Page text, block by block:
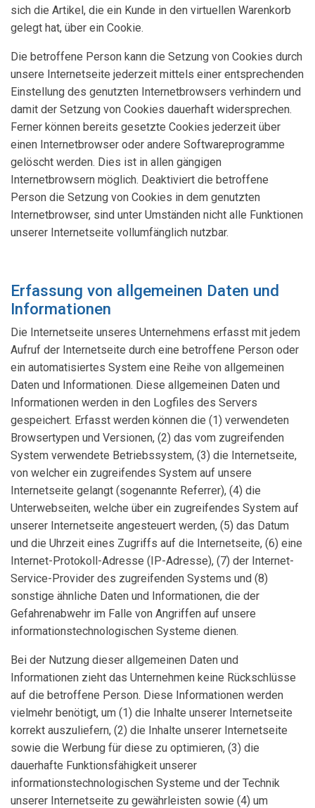
sich die Artikel, die ein Kunde in den virtuellen Warenkorb
gelegt hat, über ein Cookie.
Die betroffene Person kann die Setzung von Cookies durch
unsere Internetseite jederzeit mittels einer entsprechenden
Einstellung des genutzten Internetbrowsers verhindern und
damit der Setzung von Cookies dauerhaft widersprechen.
Ferner können bereits gesetzte Cookies jederzeit über
einen Internetbrowser oder andere Softwareprogramme
gelöscht werden. Dies ist in allen gängigen
Internetbrowsern möglich. Deaktiviert die betroffene
Person die Setzung von Cookies in dem genutzten
Internetbrowser, sind unter Umständen nicht alle Funktionen
unserer Internetseite vollumfänglich nutzbar.
Erfassung von allgemeinen Daten und
Informationen
Die Internetseite unseres Unternehmens erfasst mit jedem
Aufruf der Internetseite durch eine betroffene Person oder
ein automatisiertes System eine Reihe von allgemeinen
Daten und Informationen. Diese allgemeinen Daten und
Informationen werden in den Logfiles des Servers
gespeichert. Erfasst werden können die (1) verwendeten
Browsertypen und Versionen, (2) das vom zugreifenden
System verwendete Betriebssystem, (3) die Internetseite,
von welcher ein zugreifendes System auf unsere
Internetseite gelangt (sogenannte Referrer), (4) die
Unterwebseiten, welche über ein zugreifendes System auf
unserer Internetseite angesteuert werden, (5) das Datum
und die Uhrzeit eines Zugriffs auf die Internetseite, (6) eine
Internet-Protokoll-Adresse (IP-Adresse), (7) der Internet-
Service-Provider des zugreifenden Systems und (8)
sonstige ähnliche Daten und Informationen, die der
Gefahrenabwehr im Falle von Angriffen auf unsere
informationstechnologischen Systeme dienen.
Bei der Nutzung dieser allgemeinen Daten und
Informationen zieht das Unternehmen keine Rückschlüsse
auf die betroffene Person. Diese Informationen werden
vielmehr benötigt, um (1) die Inhalte unserer Internetseite
korrekt auszuliefern, (2) die Inhalte unserer Internetseite
sowie die Werbung für diese zu optimieren, (3) die
dauerhafte Funktionsfähigkeit unserer
informationstechnologischen Systeme und der Technik
unserer Internetseite zu gewährleisten sowie (4) um